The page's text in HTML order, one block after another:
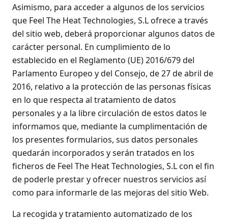
Asimismo, para acceder a algunos de los servicios
que Feel The Heat Technologies, S.L ofrece a través
del sitio web, deberá proporcionar algunos datos de
carácter personal. En cumplimiento de lo
establecido en el Reglamento (UE) 2016/679 del
Parlamento Europeo y del Consejo, de 27 de abril de
2016, relativo a la protección de las personas físicas
en lo que respecta al tratamiento de datos
personales y a la libre circulación de estos datos le
informamos que, mediante la cumplimentación de
los presentes formularios, sus datos personales
quedarán incorporados y serán tratados en los
ficheros de Feel The Heat Technologies, S.L con el fin
de poderle prestar y ofrecer nuestros servicios así
como para informarle de las mejoras del sitio Web.
La recogida y tratamiento automatizado de los